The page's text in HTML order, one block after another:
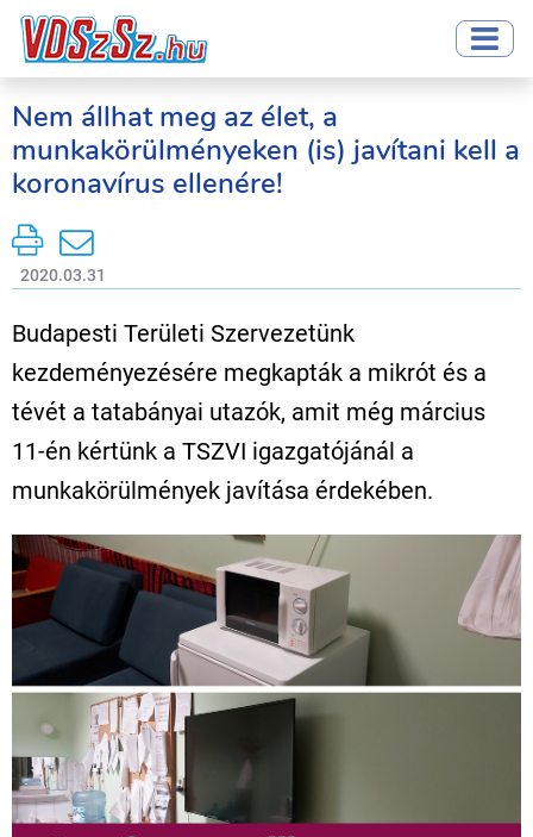
Nem állhat meg az élet, a
munkakörülményeken (is) javítani kell a
koronavírus ellenére!
2020.03.31
Budapesti Területi Szervezetünk
kezdeményezésére megkapták a mikrót és a
tévét a tatabányai utazók, amit még március
11-én kértünk a TSZVI igazgatójánál a
munkakörülmények javítása érdekében.